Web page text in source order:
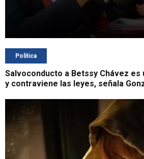
Política
Salvoconducto a Betssy Chávez
y contraviene las leyes, señala